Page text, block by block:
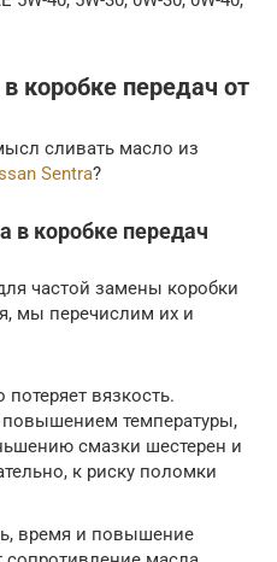
коробке передач от
сливать масло из
Sentra?
в коробке передач
частой замены коробки
мы перечислим их и
вязкость.
температуры,
смазки шестерен и
к риску поломки
время и повышение